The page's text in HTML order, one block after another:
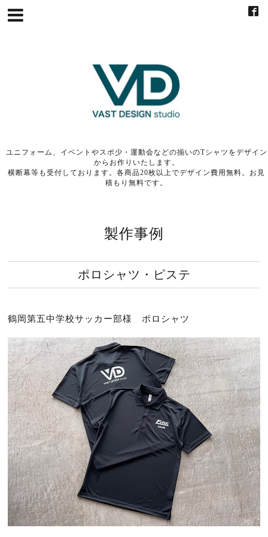
ユニフォーム、イベントやスポ少・運動会などの揃いのTシャツをデザイン
からお作りいたします。
横断幕等も受付しております。各商品20枚以上でデザイン費用無料。お見
積もり無料です。
製作事例
ポロシャツ・ピステ
鶴岡第五中学校サッカー部様 ポロシャツ